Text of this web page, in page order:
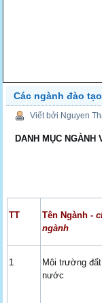
Các ngành đào
Viết bởi Nguyen
DANH MỤC NGÀNH
TT Tên Ngành -
ngành
1
Môi trường
nước